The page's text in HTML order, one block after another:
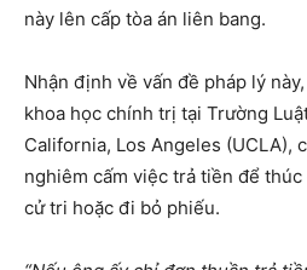
này lên cấp tòa án liên bang.
Nhận định về vấn đề pháp lý
khoa học chính trị tại Trường
California, Los Angeles (UCLA),
nghiêm cấm việc trả tiền để
cử tri hoặc đi bỏ phiếu.